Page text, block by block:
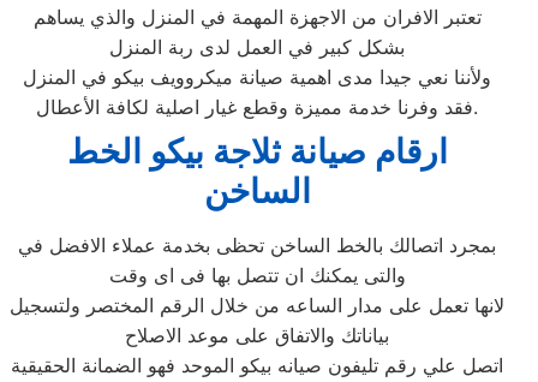
تعتبر الافران من الاجهزة المهمة في المنزل والذي يساهم
بشكل كبير في العمل لدى ربة المنزل
ولأننا نعي جيدا مدى اهمية صيانة ميكروويف بيكو في المنزل
فقد وفرنا خدمة مميزة وقطع غيار اصلية لكافة الأعطال.
ارقام صيانة ثلاجة بيكو الخط
الساخن
بمجرد اتصالك بالخط الساخن تحظى بخدمة عملاء الافضل في
والتى يمكنك ان تتصل بها فى اى وقت
لانها تعمل على مدار الساعه من خلال الرقم المختصر ولتسجيل
بياناتك والاتفاق على موعد الاصلاح
اتصل علي رقم تليفون صيانه بيكو الموحد فهو الضمانة الحقيقية